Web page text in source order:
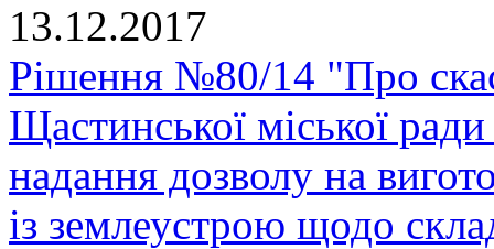
13.12.2017
Рішення №80/14 "Про
Щастинської міської
надання дозволу на
із землеустрою щодо